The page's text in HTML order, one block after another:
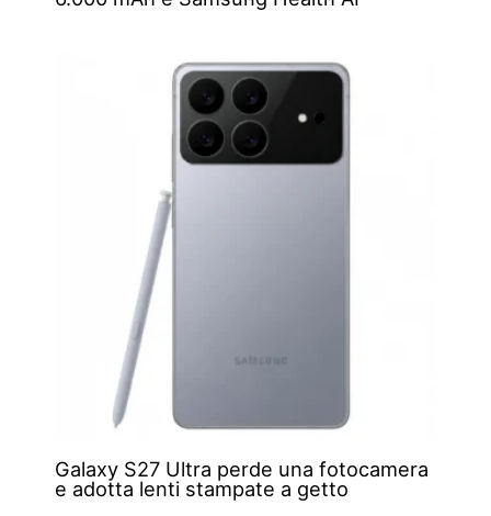
Galaxy S27 Ultra perde una fotocamera
e adotta lenti stampate a getto